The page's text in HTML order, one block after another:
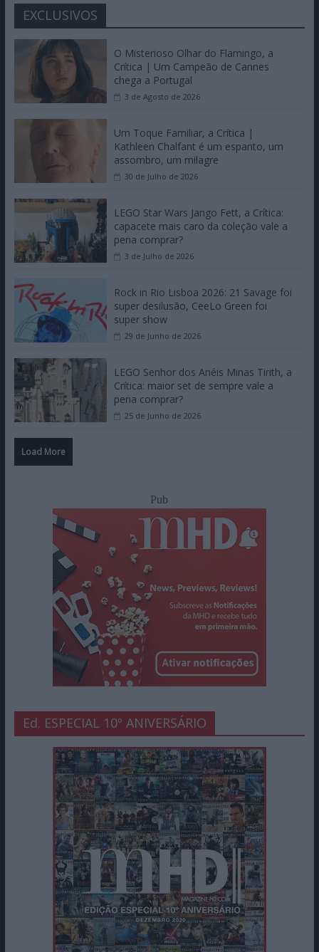
EXCLUSIVOS
O Misterioso Olhar do Flamingo, a
Crítica | Um Campeão de Cannes
chega a Portugal
3 de Agosto de 2026
Um Toque Familiar, a Crítica |
Kathleen Chalfant é um espanto, um
assombro, um milagre
30 de Julho de 2026
LEGO Star Wars Jango Fett, a Crítica:
capacete mais caro da coleção vale a
pena comprar?
3 de Julho de 2026
Rock in Rio Lisboa 2026: 21 Savage foi
super desilusão, CeeLo Green foi
super show
29 de Junho de 2026
LEGO Senhor dos Anéis Minas Tirith, a
Crítica: maior set de sempre vale a
pena comprar?
25 de Junho de 2026
Load More
Pub
Ed. ESPECIAL 10º ANIVERSÁRIO